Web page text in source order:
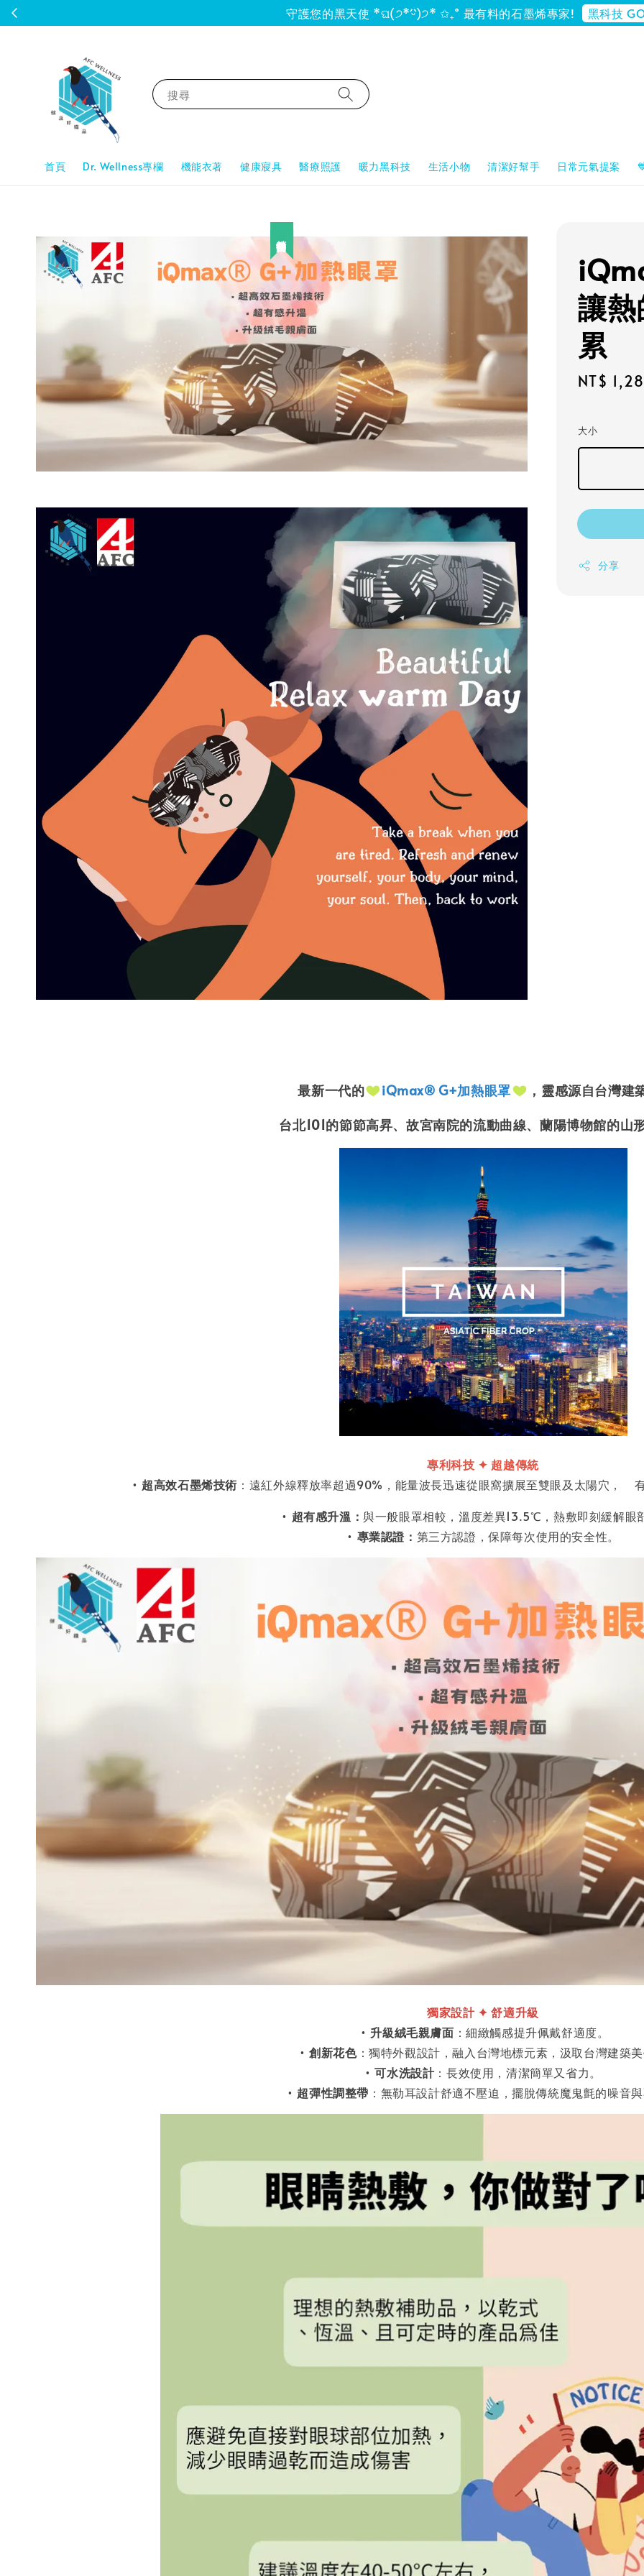
守護您的黑天使 *ଘ(੭*ˊᵕˋ)੭* ✩₊˚ 最有料的石墨烯專家! 黑科技
搜尋
首頁 Dr. Wellness專欄 機能衣著 健康寢具 醫療照護 暖力黑科技 生活小物 清潔好幫手 日常元氣提案
讓熱
累
Sale
NT$
大小
分享
最新一代的 iQmax® G+加熱眼罩
，靈感源自台灣建
台北101的節節高昇、故宮南院的流動曲線、蘭陽博物館的山形
專利科技 ✦ 超越傳統
• 超高效石墨烯技術 ：遠紅外線釋放率超過90%，能量波長迅速從眼窩擴展至雙眼及太陽穴，
• 超有感升溫：與一般眼罩相較，溫度差異13.5℃，熱敷即刻緩解眼
• 專業認證： 第三方認證，保障每次使用的安全性。
獨家設計 ✦ 舒適升級
• 升級絨毛親膚面 ：細緻觸感提升佩戴舒適度。
•創新花色：獨特外觀設計，融入台灣地標元素，汲取台灣建築美
•可水洗設計：長效使用，清潔簡單又省力。
• 超彈性調整帶 ：無勒耳設計舒適不壓迫，擺脫傳統魔鬼氈的噪音與